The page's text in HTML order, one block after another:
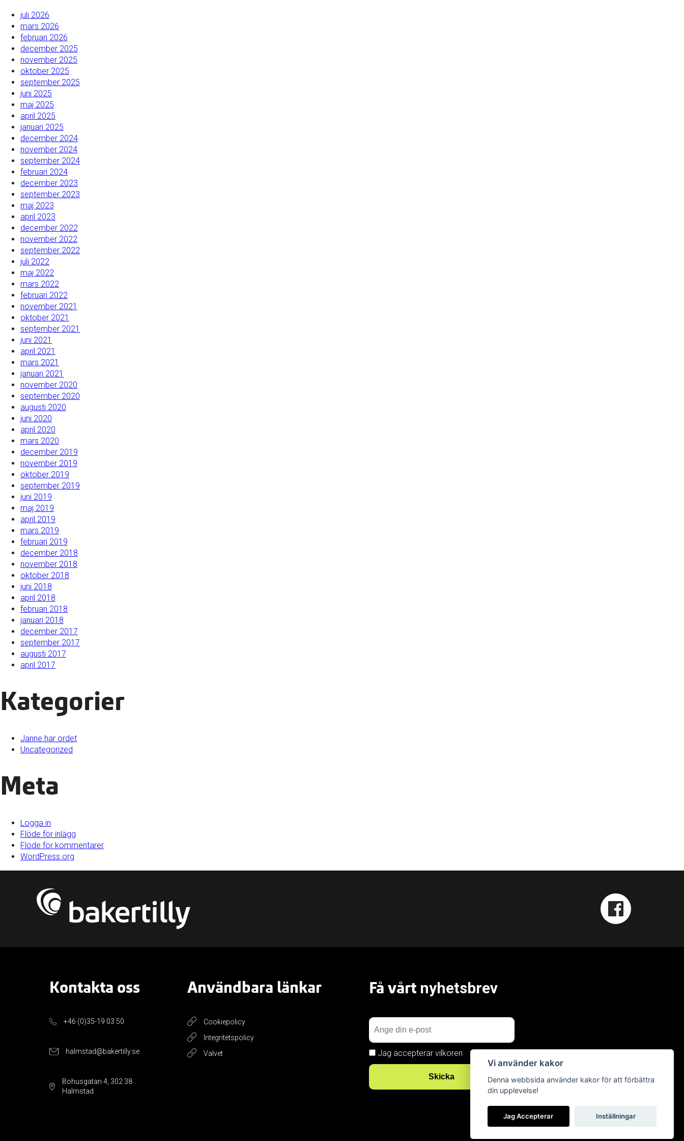
juli 2026
mars 2026
februari 2026
december 2025
november 2025
oktober 2025
september 2025
juni 2025
maj 2025
april 2025
januari 2025
december 2024
november 2024
september 2024
februari 2024
december 2023
september 2023
maj 2023
april 2023
december 2022
november 2022
september 2022
juli 2022
maj 2022
mars 2022
februari 2022
november 2021
oktober 2021
september 2021
juni 2021
april 2021
mars 2021
januari 2021
november 2020
september 2020
augusti 2020
juni 2020
april 2020
mars 2020
december 2019
november 2019
oktober 2019
september 2019
juni 2019
maj 2019
april 2019
mars 2019
februari 2019
december 2018
november 2018
oktober 2018
juni 2018
april 2018
februari 2018
januari 2018
december 2017
september 2017
augusti 2017
april 2017
Kategorier
Janne har ordet
Uncategorized
Meta
Logga in
Flöde för inlägg
Flöde för kommentarer
WordPress.org
Kontakta oss
+46 (0)35-19 03 50
halmstad@bakertilly.se
Bohusgatan 4, 302 38
Halmstad
Användbara länkar
Cookiepolicy
Integritetspolicy
Valvet
Få vårt nyhetsbrev
Jag accepterar vilkoren
Skicka
Now, for
Vi använder kakor
Denna webbsida använder kakor för att förbättra
din upplevelse!
Jag Accepterar Inställningar